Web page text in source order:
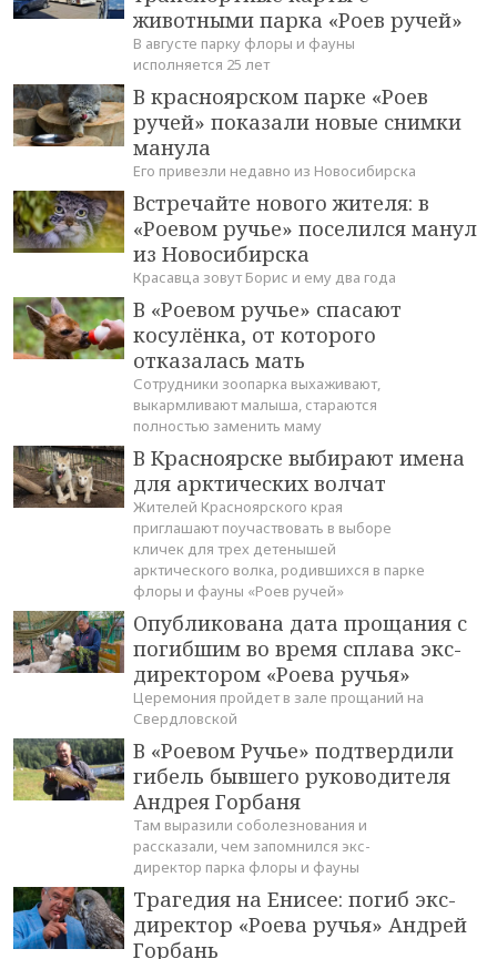
животными парка «Роев ручей»
В августе парку флоры и фауны
исполняется 25 лет
В красноярском парке «Роев
ручей» показали новые снимки
манула
Его привезли недавно из Новосибирска
Встречайте нового жителя: в
«Роевом ручье» поселился манул
из Новосибирска
Красавца зовут Борис и ему два года
В «Роевом ручье» спасают
косулёнка, от которого
отказалась мать
Сотрудники зоопарка выхаживают,
выкармливают малыша, стараются
полностью заменить маму
В Красноярске выбирают имена
для арктических волчат
Жителей Красноярского края
приглашают поучаствовать в выборе
кличек для трех детенышей
арктического волка, родившихся в парке
флоры и фауны «Роев ручей»
Опубликована дата прощания с
погибшим во время сплава экс-
директором «Роева ручья»
Церемония пройдет в зале прощаний на
Свердловской
В «Роевом Ручье» подтвердили
гибель бывшего руководителя
Андрея Горбаня
Там выразили соболезнования и
рассказали, чем запомнился экс-
директор парка флоры и фауны
Трагедия на Енисее: погиб экс-
директор «Роева ручья» Андрей
Горбань